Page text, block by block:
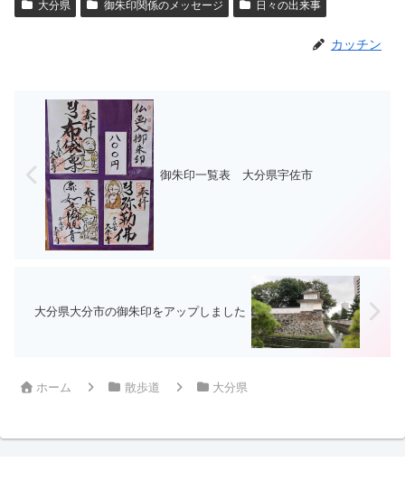
大分県 御朱印関係のメッセージ 日々の出来事
カッチン
御朱印一覧表 大分県宇佐市
大分県大分市の御朱印をアップしました
ホーム 散歩道 大分県